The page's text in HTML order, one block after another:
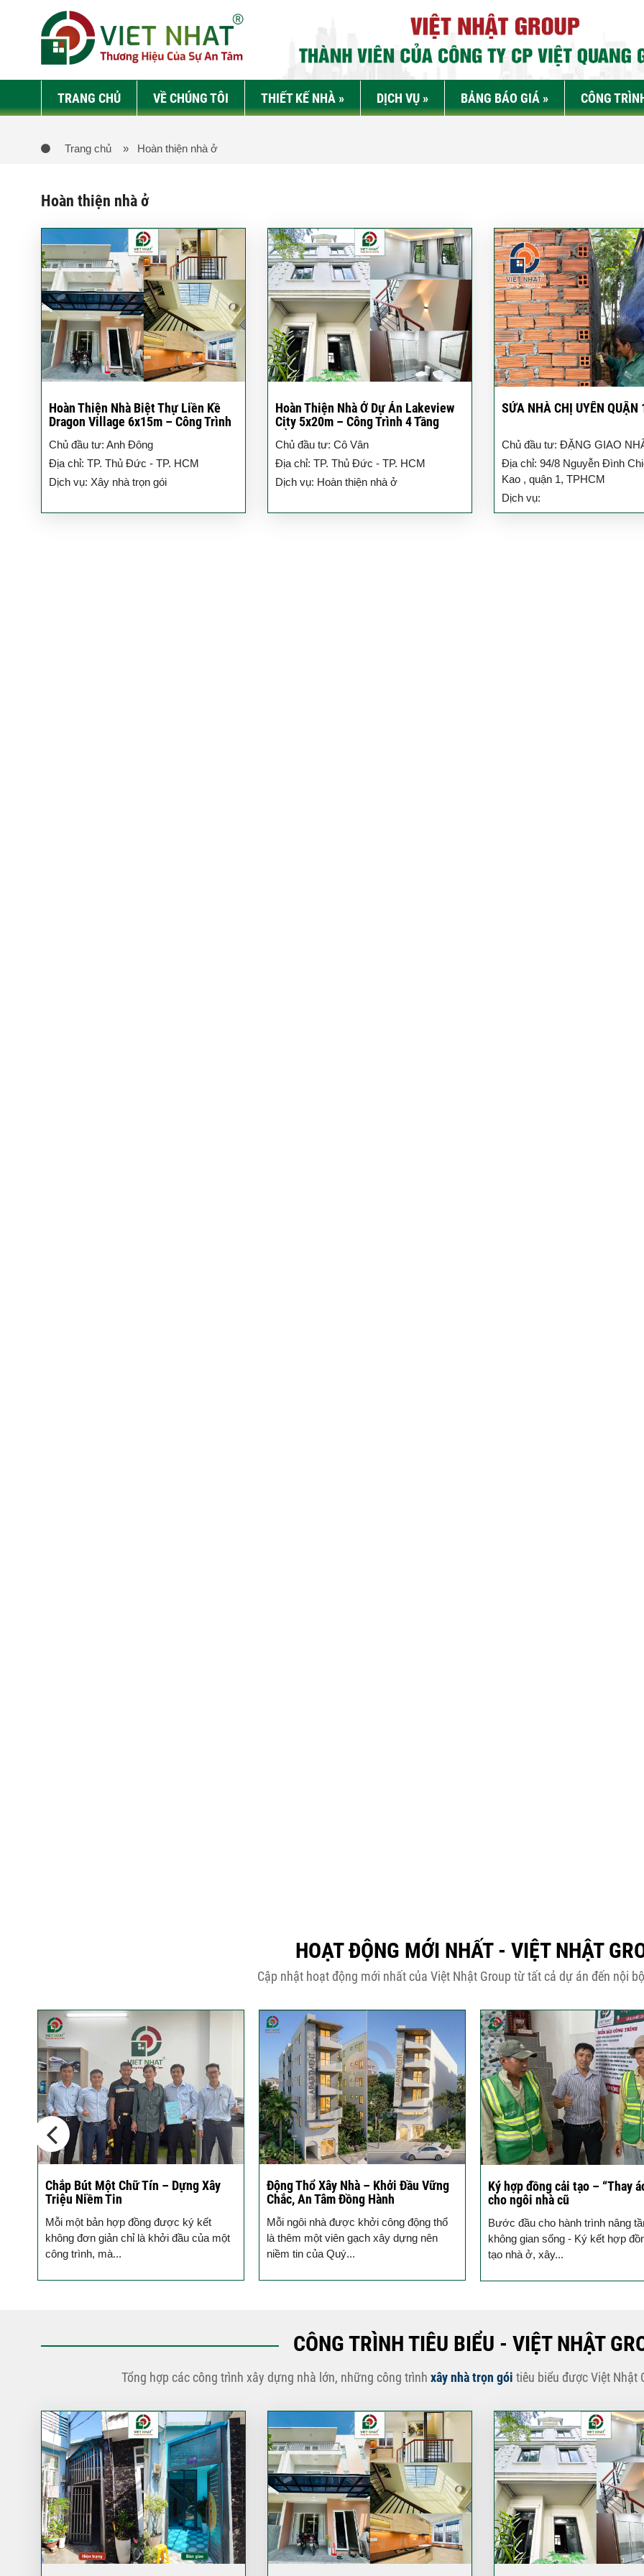
TRANG CHỦ VỀ CHÚNG TÔI THIẾT KẾ NHÀ » DỊCH VỤ » BẢNG BÁO GIÁ » CÔNG
Trang chủ » Hoàn thiện nhà ở
Hoàn thiện nhà ở
Hoàn Thiện Nhà Biệt Thự Liền Kề
Dragon Village 6x15m – Công Trình
Chủ đầu tư: Anh Đông
Địa chỉ: TP. Thủ Đức - TP. HCM
Dịch vụ: Xây nhà trọn gói
Hoàn Thiện Nhà Ở Dự Án Lakeview
City 5x20m – Công Trình 4 Tầng
Chủ đầu tư: Cô Vân
Địa chỉ: TP. Thủ Đức - TP. HCM
Dịch vụ: Hoàn thiện nhà ở
SỬA NHÀ CHỊ UYÊN QUẬN
Chủ đầu tư: ĐẶNG GIAO
Địa chỉ: 94/8 Nguyễn Đình
Kao , quận 1, TPHCM
Dịch vụ:
HOẠT ĐỘNG MỚI NHẤT - VIỆT NHẬT
Cập nhật hoạt động mới nhất của Việt Nhật Group từ tất cả dự án đến nội
Động Thổ Xây Nhà – Khởi Đầu Vững
Chắc, An Tâm Đồng Hành
Mỗi ngôi nhà được khởi công động thổ
là thêm một viên gạch xây dựng nên
niềm tin của Quý...
Ký hợp đồng cải tạo – “Thay áo mới”
cho ngôi nhà cũ
Bước đầu cho hành trình nâng tầm
không gian sống - Ký kết hợp đồng cải
tạo nhà ở, xây...
Ký Kết Hợp Đồng Thi Công –
Kết Chất Lượng Từ Ngày Đầu
Ký kết hợp đồng xây nhà trọn
Bước tiến mới cho niềm tin giữa
và Việt...
CÔNG TRÌNH TIÊU BIỂU - VIỆT NHẬT
Tổng hợp các công trình xây dựng nhà lớn, những công trình xây nhà trọn gói tiêu biểu được Việt Nhật